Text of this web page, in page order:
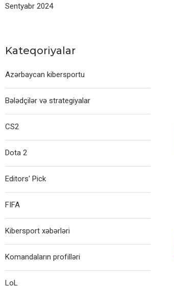
Sentyabr 2024
Kateqoriyalar
Azərbaycan kibersportu
Bələdçilər və strategiyalar
CS2
Dota 2
Editors' Pick
FIFA
Kibersport xəbərləri
Komandaların profilləri
LoL